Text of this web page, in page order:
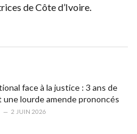
de Côte d’Ivoire.
face à la justice : 3 ans de
lourde amende prononcés
2 JUIN 2026